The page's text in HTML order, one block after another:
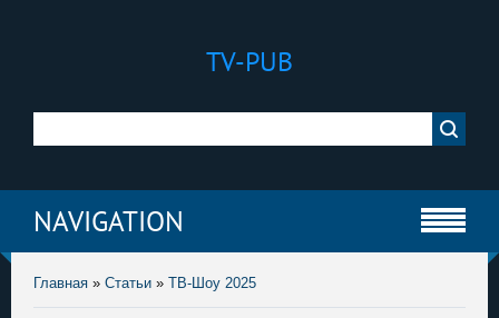
TV-PUB
NAVIGATION
Главная » Статьи » ТВ-Шоу 2025